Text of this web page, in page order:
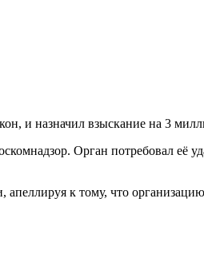
и назначил взыскание на 3
Орган потребовал её
апеллируя к тому, что